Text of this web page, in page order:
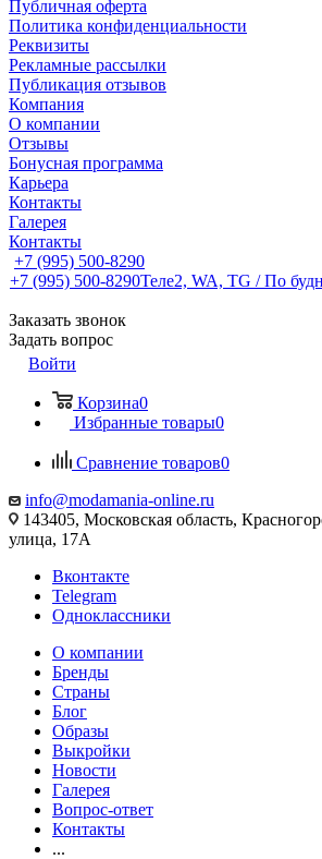
Публичная оферта
Политика конфиденциальности
Реквизиты
Рекламные рассылки
Публикация отзывов
Компания
О компании
Отзывы
Бонусная программа
Карьера
Контакты
Галерея
Контакты
+7 (995) 500-8290
+7 (995) 500-8290Теле2, WA, TG / По
Заказать звонок
Задать вопрос
Войти
Корзина0
Избранные товары0
Сравнение товаров0
info@modamania-online.ru
143405, Московская область,
улица, 17А
Вконтакте
Telegram
Одноклассники
О компании
Бренды
Страны
Блог
Образы
Выкройки
Новости
Галерея
Вопрос-ответ
Контакты
...